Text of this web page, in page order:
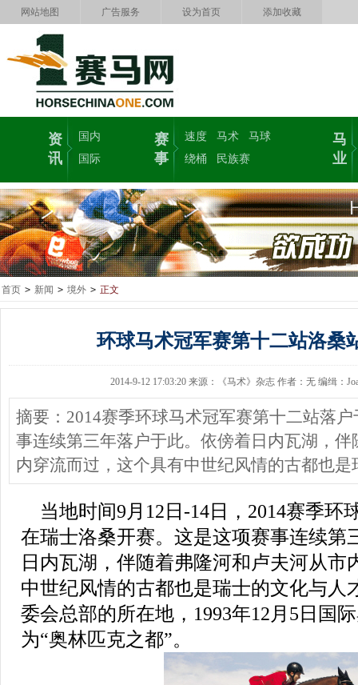
网站地图 广告服务 设为首页 添加收藏
资
讯
国内
国际
赛
事
速度 马术
马球
绕桶
民族赛
马
业
首页 > 新闻 > 境外 > 正文
环球马术冠军赛第十二站洛桑
2014-9-12 17:03:20 来源：《马术》杂志 作者：无 编缉：
摘要：2014赛季环球马术冠军赛第十二站落
事连续第三年落户于此。依傍着日内瓦湖，
内穿流而过，这个具有中世纪风情的古都也
当地时间9月12日-14日， 2014赛季环
在瑞士洛桑开赛。这是这项赛事连续第
日内瓦湖，伴随着弗隆河和卢夫河从市
中世纪风情的古都也是瑞士的文化与人
委会总部的所在地，1993年12月5日国
为“奥林匹克之都”。